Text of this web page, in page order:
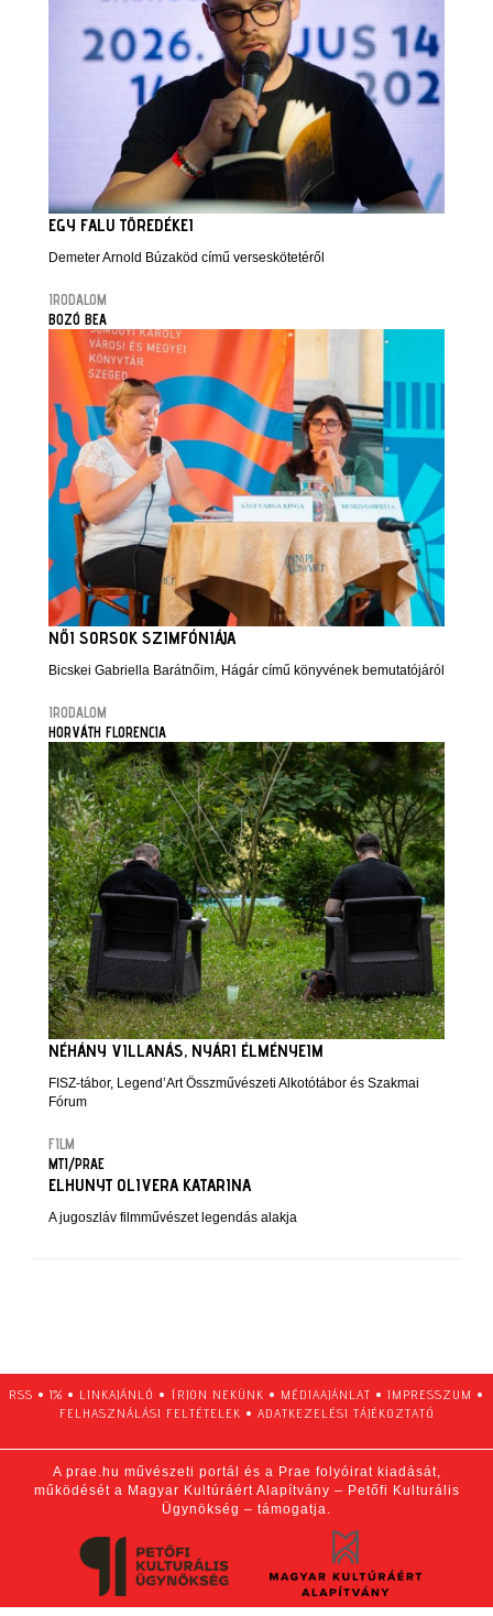
EGY FALU TÖREDÉKEI
Demeter Arnold Búzaköd című verseskötetéről
IRODALOM
BOZÓ BEA
NŐI SORSOK SZIMFÓNIÁJA
Bicskei Gabriella Barátnőim, Hágár című könyvének bemutatójáról
IRODALOM
HORVÁTH FLORENCIA
NÉHÁNY VILLANÁS, NYÁRI ÉLMÉNYEIM
FISZ-tábor, Legend’Art Összművészeti Alkotótábor és Szakmai
Fórum
FILM
MTI/PRAE
ELHUNYT OLIVERA KATARINA
A jugoszláv filmművészet legendás alakja
RSS • 1% • LINKAJÁNLÓ • ÍRJON NEKÜNK • MÉDIAAJÁNLAT • IMPRESSZUM •
FELHASZNÁLÁSI FELTÉTELEK • ADATKEZELÉSI TÁJÉKOZTATÓ
A prae.hu művészeti portál és a Prae folyóirat kiadását,
működését a Magyar Kultúráért Alapítvány – Petőfi Kulturális
Ügynökség – támogatja.